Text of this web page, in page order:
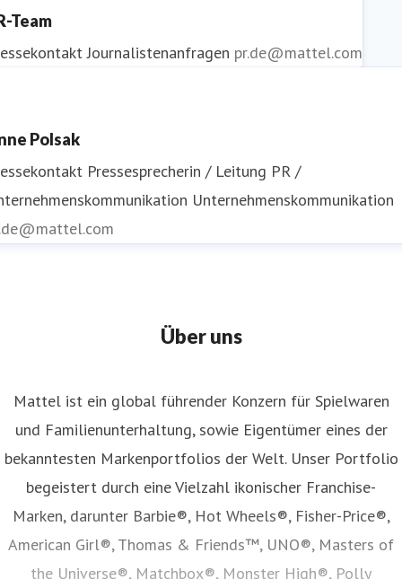
Team
Journalistenanfragen pr.de@mattel.com
Polsak
Pressesprecherin / Leitung PR /
Unternehmenskommunikation
Über uns
Mattel ist ein global führender Konzern für Spielwaren
und Familienunterhaltung, sowie Eigentümer eines der
bekanntesten Markenportfolios der Welt. Unser Portfolio
begeistert durch eine Vielzahl ikonischer Franchise-
Marken, darunter Barbie®, Hot Wheels®, Fisher-Price®,
American Girl®, Thomas & Friends™, UNO®, Masters of
the Universe®, Matchbox®, Monster High®, Polly